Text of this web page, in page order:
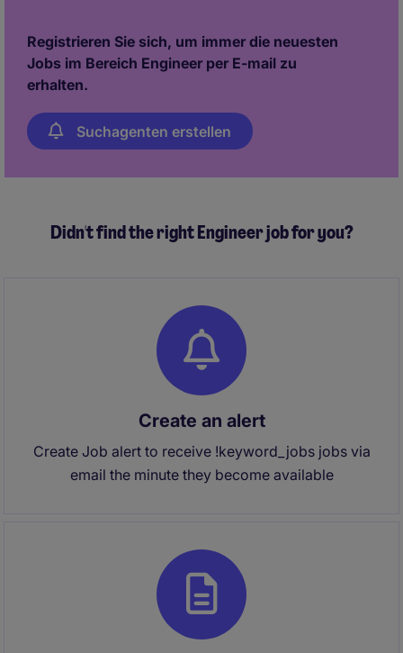
Registrieren Sie sich, um immer die neuesten
Jobs im Bereich Engineer per E-mail zu
erhalten.
Suchagenten erstellen
Didn't find the right Engineer job for you?
Create an alert
Create Job alert to receive !keyword_jobs jobs via
email the minute they become available